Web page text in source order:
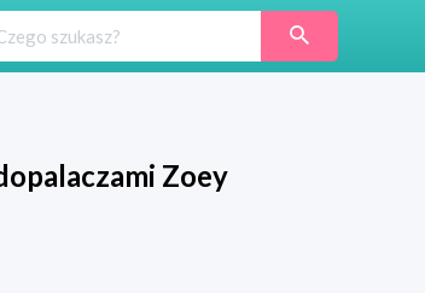
Zoey